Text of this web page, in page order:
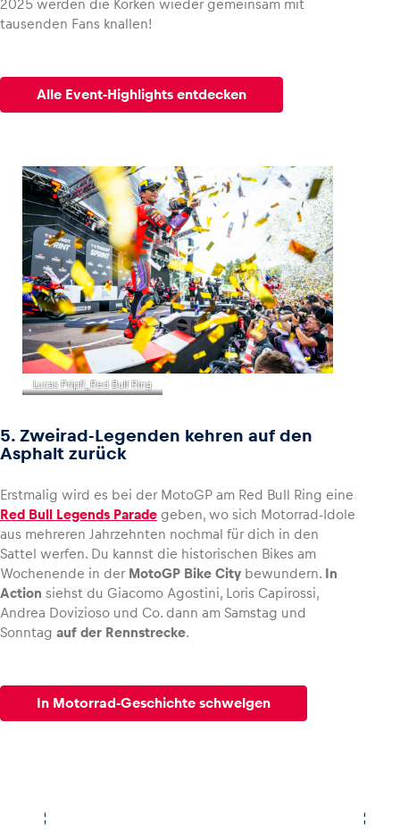
2025 werden die Korken wieder gemeinsam mit
tausenden Fans knallen!
Alle Event-Highlights entdecken
Lucas Pripfl_Red Bull Ring
5. Zweirad-Legenden kehren auf den
Asphalt zurück
Erstmalig wird es bei der MotoGP am Red Bull Ring eine
Red Bull Legends Parade geben, wo sich Motorrad-Idole
aus mehreren Jahrzehnten nochmal für dich in den
Sattel werfen. Du kannst die historischen Bikes am
Wochenende in der MotoGP Bike City bewundern. In
Action siehst du Giacomo Agostini, Loris Capirossi,
Andrea Dovizioso und Co. dann am Samstag und
Sonntag auf der Rennstrecke.
In Motorrad-Geschichte schwelgen